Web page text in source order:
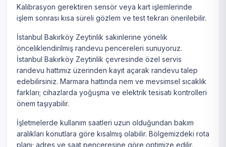
Kalibrasyon gerektiren sensör veya kart işlemlerinde
işlem sonrası kısa süreli gözlem ve test tekrarı önerilebilir.
İstanbul Bakırköy Zeytinlik sakinlerine yönelik
önceliklendirilmiş randevu pencereleri sunuyoruz.
İstanbul Bakırköy Zeytinlik çevresinde özel servis
randevu hattımız üzerinden kayıt açarak randevu talep
edebilirsiniz. Marmara hattında nem ve mevsimsel sıcaklık
farkları; cihazlarda yoğuşma ve elektrik tesisatı kontrolleri
önem taşıyabilir.
İşletmelerde kullanım saatleri uzun olduğundan bakım
aralıkları konutlara göre kısalmış olabilir. Bölgemizdeki rota
planı; adres ve saat penceresine göre optimize edilir.